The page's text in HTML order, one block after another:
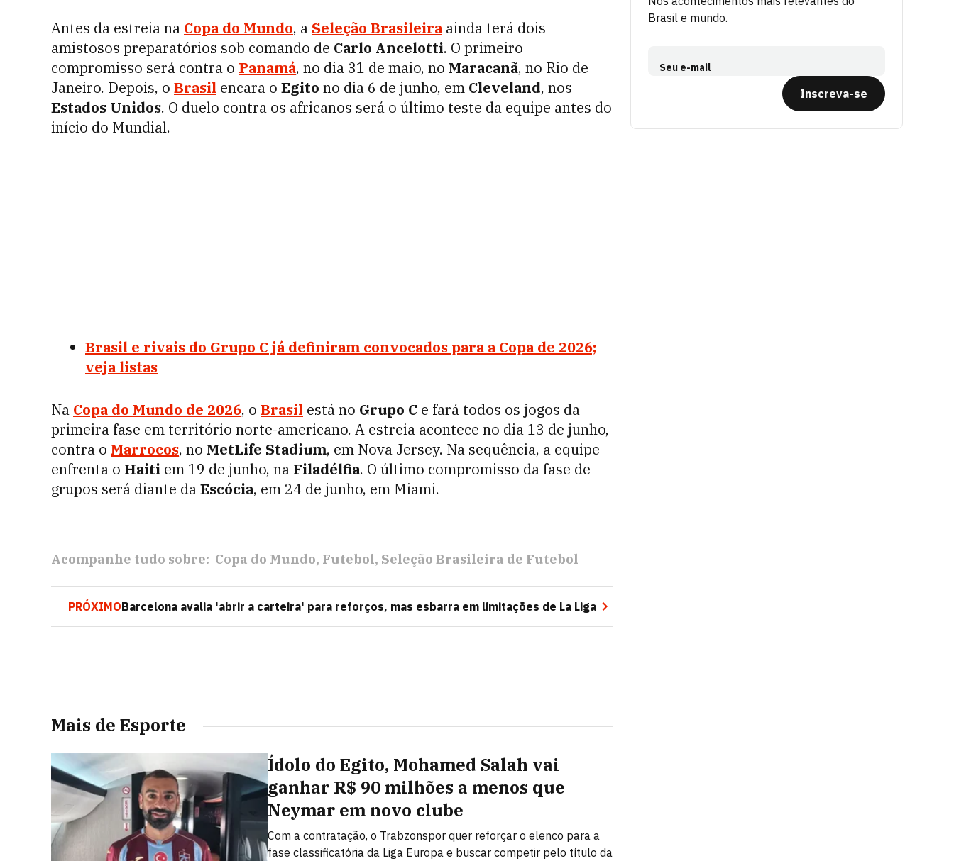
Antes da estreia na Copa do Mundo, a Seleção Brasileira ainda terá dois
amistosos preparatórios sob comando de Carlo Ancelotti. O primeiro
compromisso será contra o Panamá, no dia 31 de maio, no Maracanã, no Rio de
Janeiro. Depois, o Brasil encara o Egito no dia 6 de junho, em Cleveland, nos
Estados Unidos. O duelo contra os africanos será o último teste da equipe antes do
início do Mundial.
Brasil e rivais do Grupo C já definiram convocados para a Copa de 2026;
veja listas
Na Copa do Mundo de 2026, o Brasil está no Grupo C e fará todos os jogos da
primeira fase em território norte-americano. A estreia acontece no dia 13 de junho,
contra o Marrocos, no MetLife Stadium, em Nova Jersey. Na sequência, a equipe
enfrenta o Haiti em 19 de junho, na Filadélfia. O último compromisso da fase de
grupos será diante daEscócia, em 24 de junho, em Miami.
Acompanhe tudo sobre: Copa do Mundo Futebol Seleção Brasileira de Futebol
PRÓXIMOBarcelona avalia 'abrir a carteira' para reforços, mas esbarra em limitações de La Liga
Mais de Esporte
Ídolo do Egito, Mohamed Salah vai
ganhar R$ 90 milhões a menos que
Neymar em novo clube
Com a contratação, o Trabzonspor quer reforçar o elenco para a
fase classificatória da Liga Europa e buscar competir pelo título da
Brasil e mundo.
Seu e-mail
Inscreva-se